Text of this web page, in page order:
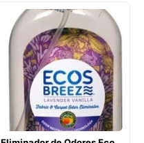
era:
R$222,92.
é:
R$141,75.